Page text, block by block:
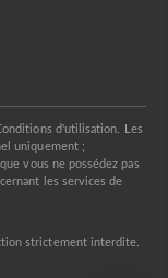
d'utilisation. Les
uniquement ;
vous ne possédez pas
les services de
strictement interdite.